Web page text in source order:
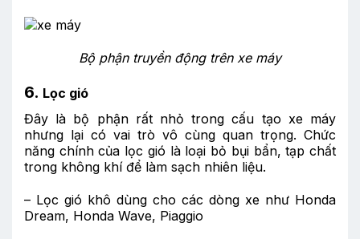
Bộ phận truyền động trên xe máy
6. Lọc gió
Đây là bộ phận rất nhỏ trong cấu tạo xe máy
nhưng lại có vai trò vô cùng quan trọng. Chức
năng chính của lọc gió là loại bỏ bụi bẩn, tạp chất
trong không khí để làm sạch nhiên liệu.
– Lọc gió khô dùng cho các dòng xe như Honda
Dream, Honda Wave, Piaggio